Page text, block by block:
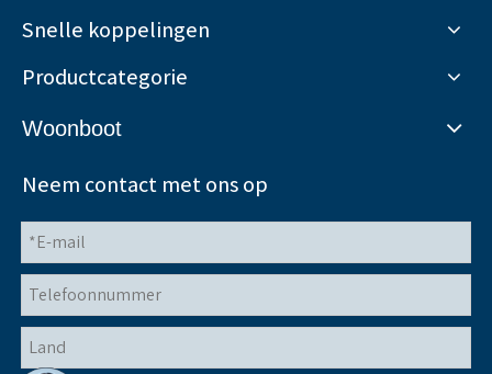
Snelle koppelingen
Productcategorie
Woonboot
Neem contact met ons op